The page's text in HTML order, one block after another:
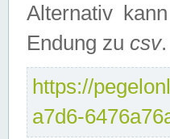
Alternativ
Endung zu csv.
https://
a7d6-